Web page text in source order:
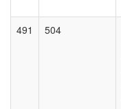
491 504